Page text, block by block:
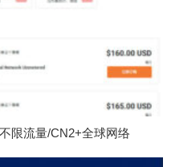
限流量/CN2+全球网络